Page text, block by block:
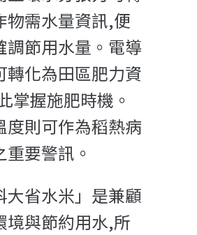
物需水量資訊,便
調節用水量。電導
轉化為田區肥力資
掌握施肥時機。
度則可作為稻熱病
重要警訊。
大省水米」是兼顧
境與節約用水,所